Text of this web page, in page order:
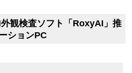
観検査ソフト「RoxyAI」推
ションPC